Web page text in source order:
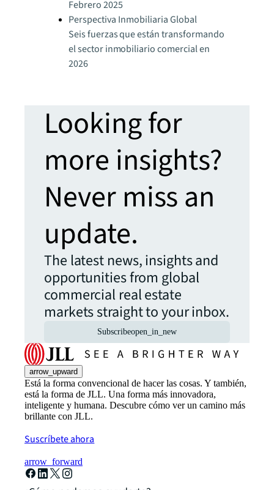
Febrero 2025
Perspectiva Inmobiliaria Global
Seis fuerzas que están transformando
el sector inmobiliario comercial en
2026
Looking for
more insights?
Never miss an
update.
The latest news, insights and
opportunities from global
commercial real estate
markets straight to your inbox.
Subscribeopen_in_new
arrow_upward
Está la forma convencional de hacer las cosas. Y también,
está la forma de JLL. Una forma más innovadora,
inteligente y humana. Descubre cómo ver un camino más
brillante con JLL.
Suscríbete ahora
arrow_forward